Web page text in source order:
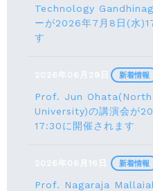
Technology
ーが2026年7月8日(水
す
2026年06月29日
Prof. Jun
University)の講演会が
17:30に開催されます
新着情報
2026年06月16日
Prof. Nagaraja
新着情報